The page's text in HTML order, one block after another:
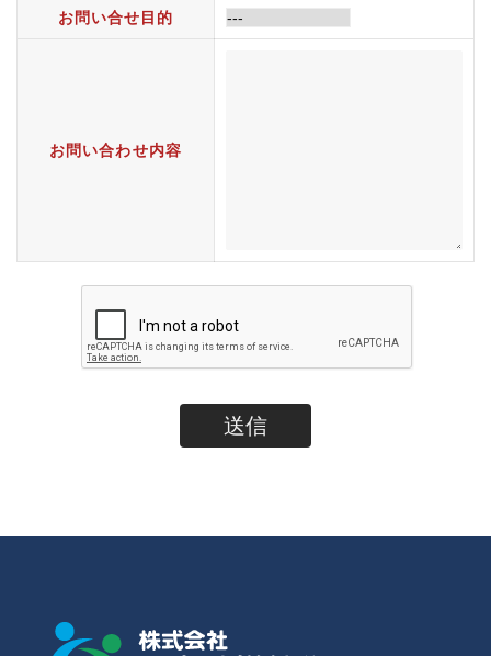
お問い合せ目的
お問い合わせ内容